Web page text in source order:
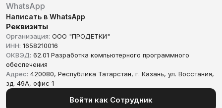
WhatsApp
Написать в WhatsApp
Реквизиты
Организация: ООО "ПРОДЕТКИ"
ИНН: 1658210016
ОКВЭД: 62.01 Разработка компьютерного программного
обеспечения
Адрес: 420080, Республика Татарстан, г. Казань, ул. Восстания,
зд. 49А, офис 1
Войти как Сотрудник